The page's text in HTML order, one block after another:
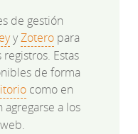
de gestión
yZoteropara
Estas
de forma
como en
a los